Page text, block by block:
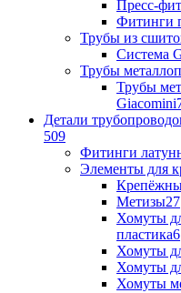
Пресс-
Фитинги
Трубы из
Система
Трубы
Трубы
Giacomini
Детали
509
Фитинги
Элементы для
Метизы27
Хомуты
пластика6
Хомуты
Хомуты
Хомуты